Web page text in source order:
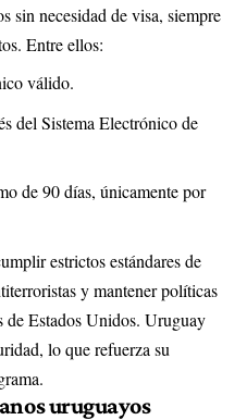
sin necesidad de visa, siempre
Entre ellos:
válido.
del Sistema Electrónico de
de 90 días, únicamente por
estrictos estándares de
y mantener políticas
de Estados Unidos. Uruguay
lo que refuerza su
uruguayos